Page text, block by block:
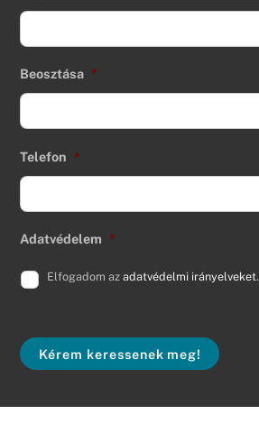
Beosztása *
Telefon *
Adatvédelem *
Elfogadom az adatvédelmi irányelveket.
Kérem keressenek meg!